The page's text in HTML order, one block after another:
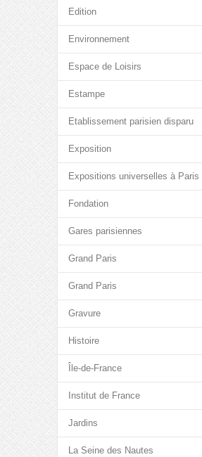
Edition
Environnement
Espace de Loisirs
Estampe
Etablissement parisien disparu
Exposition
Expositions universelles à Paris
Fondation
Gares parisiennes
Grand Paris
Grand Paris
Gravure
Histoire
Île-de-France
Institut de France
Jardins
La Seine des Nautes